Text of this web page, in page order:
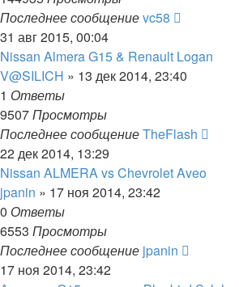
Последнее сообщениеvc58
31 авг 2015, 00:04
Nissan Almera G15 & Renault Logan
V@SILICH » 13 дек 2014, 23:40
1 Ответы
9507Просмотры
Последнее сообщениеTheFlash
22 дек 2014, 13:29
Nissan ALMERA vs Chevrolet Aveo
jpanin » 17 ноя 2014, 23:42
0 Ответы
6553 Просмотры
Последнее сообщение jpanin
17 ноя 2014, 23:42